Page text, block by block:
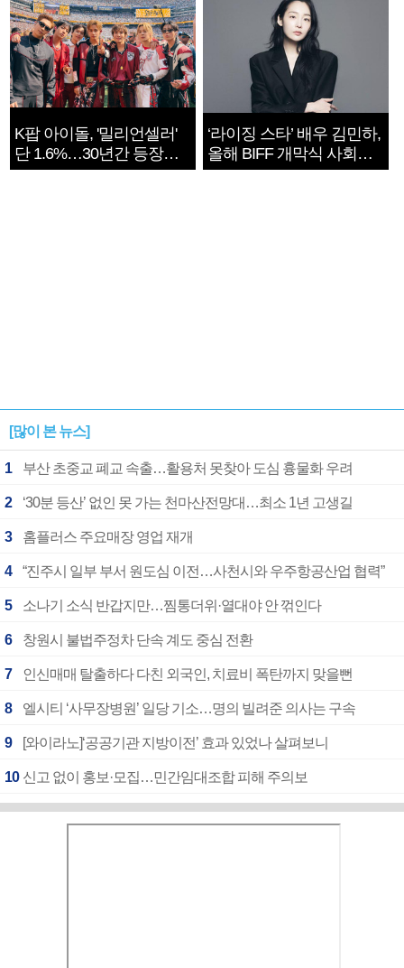
K팝 아이돌, '밀리언셀러'
단 1.6%…30년간 등장
1182개팀 전수조사
‘라이징 스타’ 배우 김민하,
올해 BIFF 개막식 사회자
확정
[많이 본 뉴스]
1 부산 초중교 폐교 속출…활용처 못찾아 도심 흉물화 우려
2 ‘30분 등산’ 없인 못 가는 천마산전망대…최소 1년 고생길
3 홈플러스 주요매장 영업 재개
4 “진주시 일부 부서 원도심 이전…사천시와 우주항공산업 협력”
5 소나기 소식 반갑지만…찜통더위·열대야 안 꺾인다
6 창원시 불법주정차 단속 계도 중심 전환
7 인신매매 탈출하다 다친 외국인, 치료비 폭탄까지 맞을뻔
8 엘시티 ‘사무장병원’ 일당 기소…명의 빌려준 의사는 구속
9 [와이라노]‘공공기관 지방이전’ 효과 있었나 살펴보니
10 신고 없이 홍보·모집…민간임대조합 피해 주의보